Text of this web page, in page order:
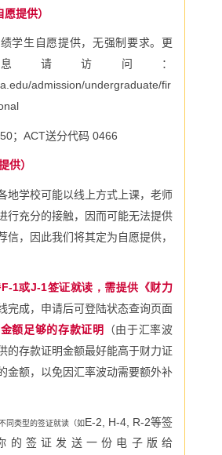
愿提供）
学生自愿提供，无强制要求。 更
请访问：
admission/undergraduate/fir
； ACT送分代码 0466
供）
地学校可能以线上方式上课，老师
行充分的接触，因而可能无法提供
信，因此我们将其定为自愿提供，
1或J-1签证就读，需提供《财力
线完成，申请后可登陆状态查询页面
额足够的存款证明
（由于汇率波
的存款证明金额最好能高于财力证
金额，以免因汇率波动需要额外补
同类型的签证就读（如E-2, H-4, R-2等签
的签证发送一份电子版给